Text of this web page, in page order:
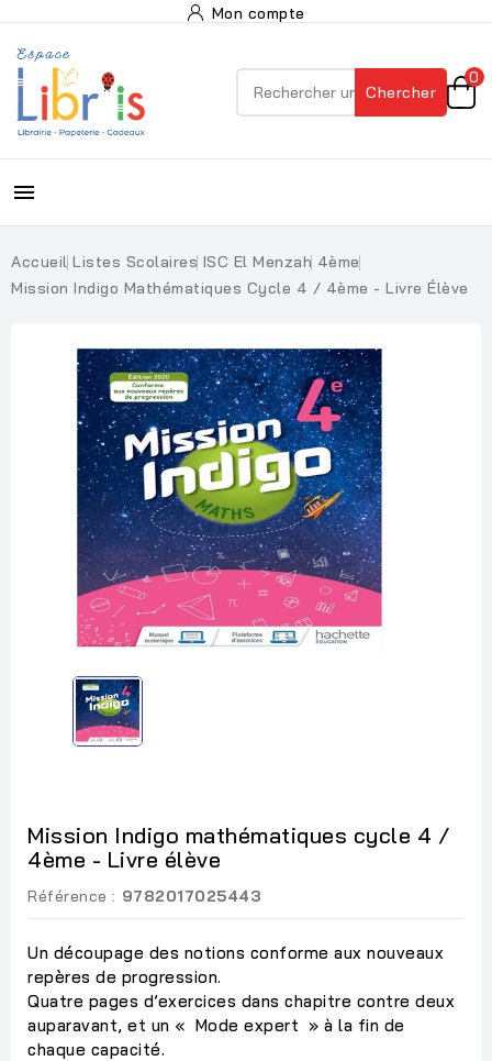
Mon compte
Chercher
0

Accueil Listes Scolaires ISC El Menzah 4ème
Mission Indigo Mathématiques Cycle 4 / 4ème - Livre Élève
Mission Indigo mathématiques cycle 4 /
4ème - Livre élève
Référence : 9782017025443
Un découpage des notions conforme aux nouveaux
repères de progression.
Quatre pages d’exercices dans chapitre contre deux
auparavant, et un « Mode expert » à la fin de
chaque capacité.